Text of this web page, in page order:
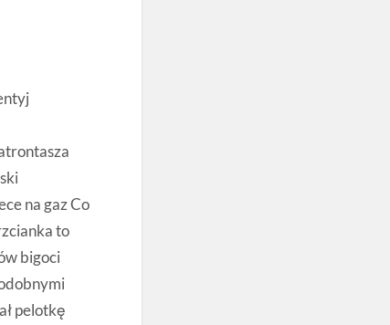
na gaz Co
to
bigoci
pelotkę